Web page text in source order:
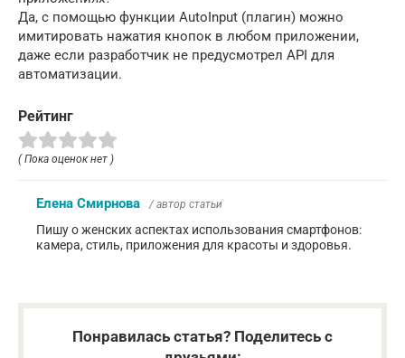
Да, с помощью функции AutoInput (плагин) можно
имитировать нажатия кнопок в любом приложении,
даже если разработчик не предусмотрел API для
автоматизации.
Рейтинг
( Пока оценок нет )
Елена Смирнова / автор статьи
Пишу о женских аспектах использования смартфонов:
камера, стиль, приложения для красоты и здоровья.
Понравилась статья? Поделитесь с